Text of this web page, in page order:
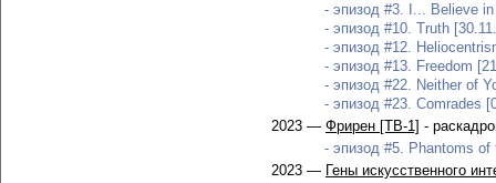
- эпизод #3. I... Believe
- эпизод #10. Truth
- эпизод #12.
- эпизод #13. Freedom
- эпизод #22. Neither of
- эпизод #23. Comrades
2023 — Фрирен [ТВ-1] -
- эпизод #5. Phantoms of
2023 — Гены искусственного